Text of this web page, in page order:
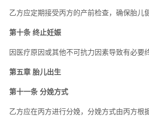
乙方应定期接受丙方的产前检查，确保胎儿
第十条 终止妊娠
因医疗原因或其他不可抗力因素导致有必要
第五章 胎儿出生
第十一条 分娩方式
乙方应在丙方进行分娩，分娩方式由丙方根